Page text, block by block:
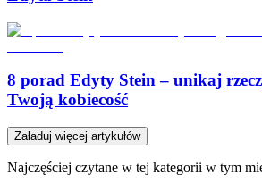
8 porad Edyty Stein – unikaj
Twoją kobiecość
Załaduj więcej artykułów
Najczęściej czytane w tej kategorii w tym